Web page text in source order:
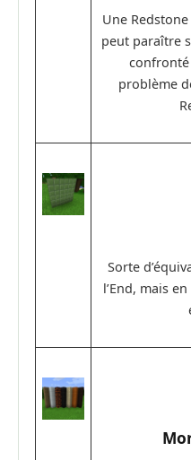
Une
peut paraître
confronté
problème
Sorte
l’End, mais